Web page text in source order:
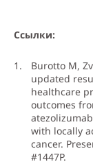
Ссылки:
Burotto M,
updated
healthcare
outcomes
with locally
cancer.
#1447P.